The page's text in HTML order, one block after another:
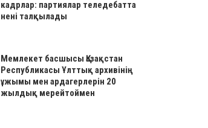
кадрлар: партиялар теледебатта
нені талқылады
Мемлекет басшысы Қазақстан
Республикасы Ұлттық архивінің
ұжымы мен ардагерлерін 20
жылдық мерейтоймен